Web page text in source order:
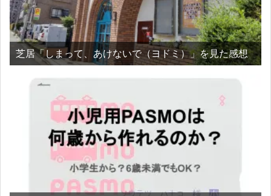
芝居「しまって、あけないで（ヨドミ）」を見た感想